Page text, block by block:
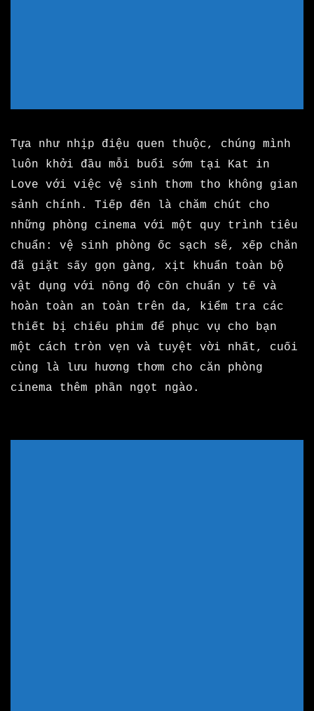
Tựa như nhịp điệu quen thuộc, chúng mình
luôn khởi đầu mỗi buổi sớm tại Kat in
Love với việc vệ sinh thơm tho không gian
sảnh chính. Tiếp đến là chăm chút cho
những phòng cinema với một quy trình tiêu
chuẩn: vệ sinh phòng ốc sạch sẽ, xếp chăn
đã giặt sấy gọn gàng, xịt khuẩn toàn bộ
vật dụng với nồng độ cồn chuẩn y tế và
hoàn toàn an toàn trên da, kiểm tra các
thiết bị chiếu phim để phục vụ cho bạn
một cách tròn vẹn và tuyệt vời nhất, cuối
cùng là lưu hương thơm cho căn phòng
cinema thêm phần ngọt ngào.